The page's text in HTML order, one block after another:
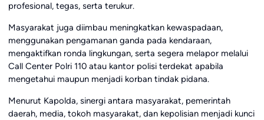
profesional, tegas, serta terukur.
Masyarakat juga diimbau meningkatkan kewaspadaan,
menggunakan pengamanan ganda pada kendaraan,
mengaktifkan ronda lingkungan, serta segera melapor melalui
Call Center Polri 110 atau kantor polisi terdekat apabila
mengetahui maupun menjadi korban tindak pidana.
Menurut Kapolda, sinergi antara masyarakat, pemerintah
daerah, media, tokoh masyarakat, dan kepolisian menjadi kunci